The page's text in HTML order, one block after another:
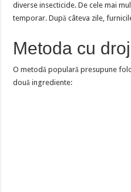
diverse insecticide. De cele mai
temporar. După câteva zile,
Metoda cu
O metodă populară presupune
două ingrediente: